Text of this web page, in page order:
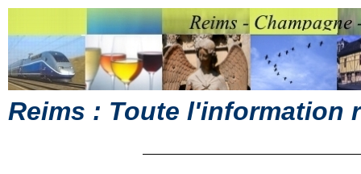
Reims : Toute l'information